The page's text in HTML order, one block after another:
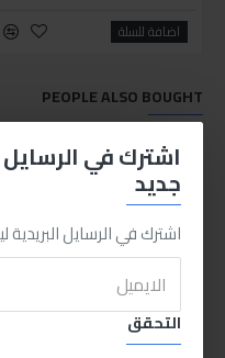
اشترك في
جديد
اشترك في الرسايل
التحقق
اضافة للسلة
PEOPLE ALSO BOUGHT
HOT للاسف غير متوفر حاليا